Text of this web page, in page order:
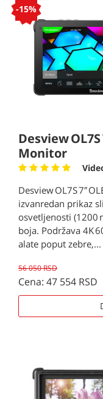
-15%
Desview
Monitor
Desview OL7S 7″
izvanredan prikaz
osvetljenosti (1200
boja. Podržava 4K
alate poput zebre,...
56 050 RSD
Cena: 47 554 RSD